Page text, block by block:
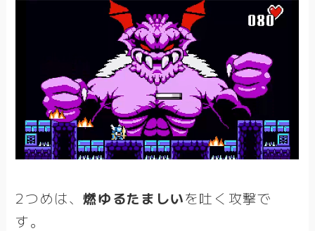
2つめは、燃ゆるたましいを吐く攻撃で
す。